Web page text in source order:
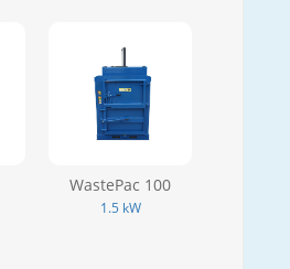
WastePac 100
1.5 kW